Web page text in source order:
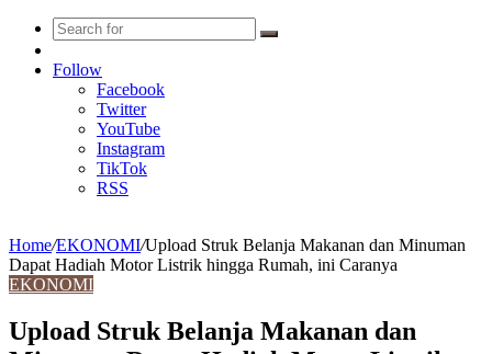
Search
Article
Follow
Facebook
Twitter
YouTube
Instagram
TikTok
RSS
Home/EKONOMI/Upload Struk Belanja Makanan dan Minuman
Dapat Hadiah Motor Listrik hingga Rumah, ini Caranya
EKONOMI
Upload Struk Belanja Makanan dan